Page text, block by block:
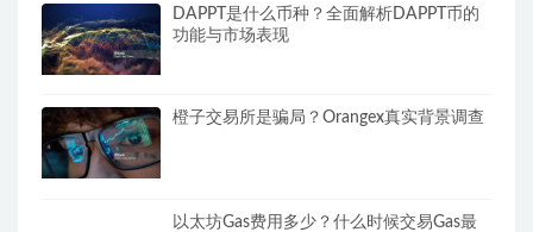
DAPPT是什么币种？全面解析DAPPT币的
功能与市场表现
橙子交易所是骗局？Orangex真实背景调查
以太坊Gas费用多少？什么时候交易Gas最